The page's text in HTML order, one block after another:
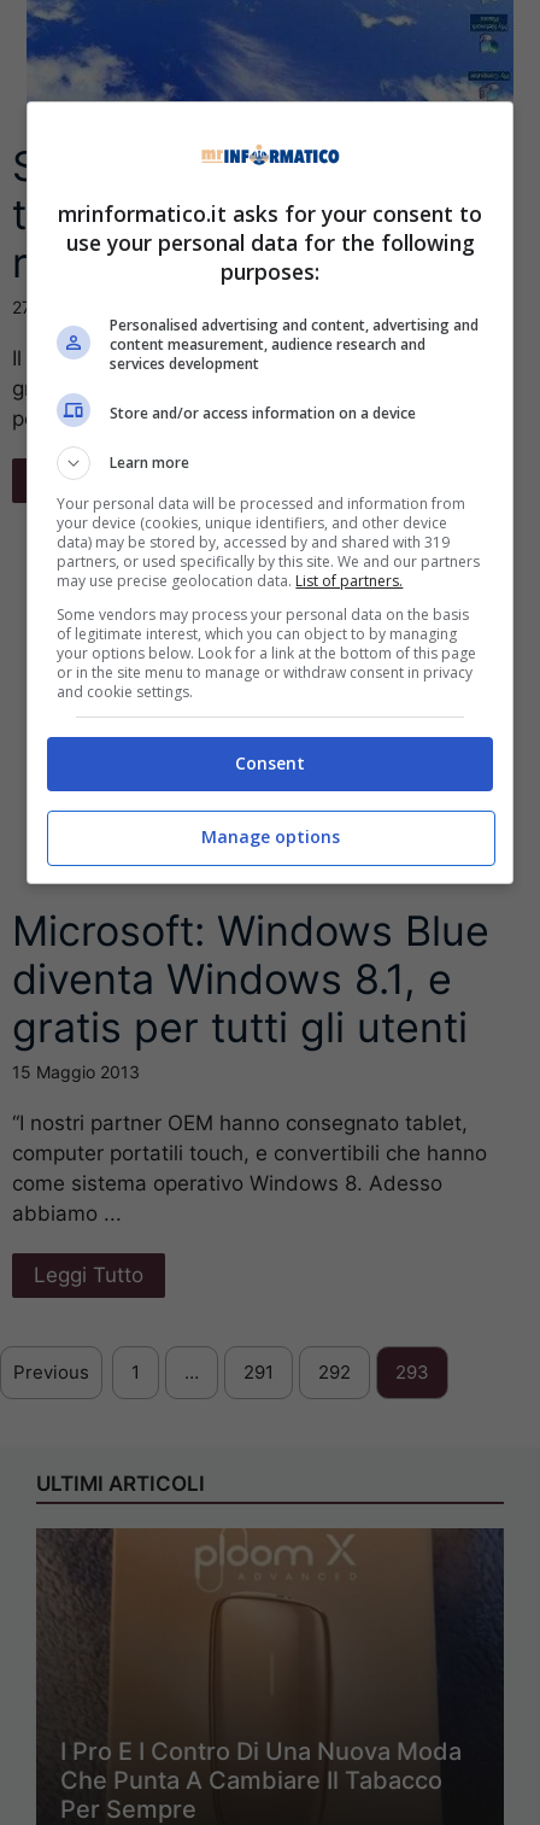
Schermo capovolto del
tuo Pc? Ecco come
ripristinarlo
27 Ottobre 2016
Il tuo schermo è sottosopra? Oppure ruotato di 90
gradi o di 270? Non sai come fare e stai già
pensando ...
Leggi Tutto
Microsoft: Windows Blue
diventa Windows 8.1, e
gratis per tutti gli utenti
15 Maggio 2013
“I nostri partner OEM hanno consegnato tablet,
computer portatili touch, e convertibili che hanno
come sistema operativo Windows 8. Adesso
abbiamo ...
Leggi Tutto
Previous 1 … 291 292 293
ULTIMI ARTICOLI
I Pro E I Contro Di Una Nuova Moda
Che Punta A Cambiare Il Tabacco
Per Sempre
mrinformatico.it asks for your consent to
use your personal data for the following
purposes:
Personalised advertising and content, advertising and
content measurement, audience research and
services development
Store and/or access information on a device
Learn more
Your personal data will be processed and information from
your device (cookies, unique identifiers, and other device
data) may be stored by, accessed by and shared with 319
partners, or used specifically by this site. We and our partners
may use precise geolocation data. List of partners.
Some vendors may process your personal data on the basis
of legitimate interest, which you can object to by managing
your options below. Look for a link at the bottom of this page
or in the site menu to manage or withdraw consent in privacy
and cookie settings.
Consent
Manage options